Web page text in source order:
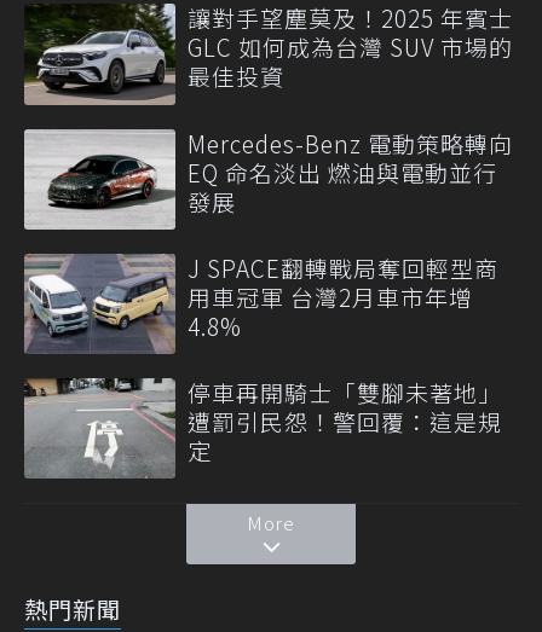
讓對手望塵莫及！2025 年賓士
GLC 如何成為台灣 SUV 市場的
最佳投資
Mercedes-Benz 電動策略轉向
EQ 命名淡出 燃油與電動並行
發展
J SPACE翻轉戰局奪回輕型商
用車冠軍 台灣2月車市年增
4.8%
停車再開騎士「雙腳未著地」
遭罰引民怨！警回覆：這是規
定
More
熱門新聞